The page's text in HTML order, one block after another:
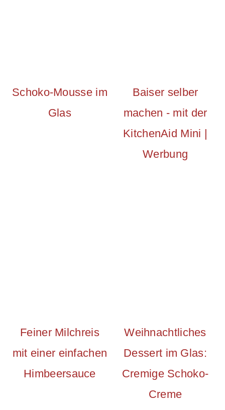
Schoko-Mousse im
Glas
Baiser selber
machen - mit der
KitchenAid Mini |
Werbung
Feiner Milchreis
mit einer einfachen
Himbeersauce
Weihnachtliches
Dessert im Glas:
Cremige Schoko-
Creme